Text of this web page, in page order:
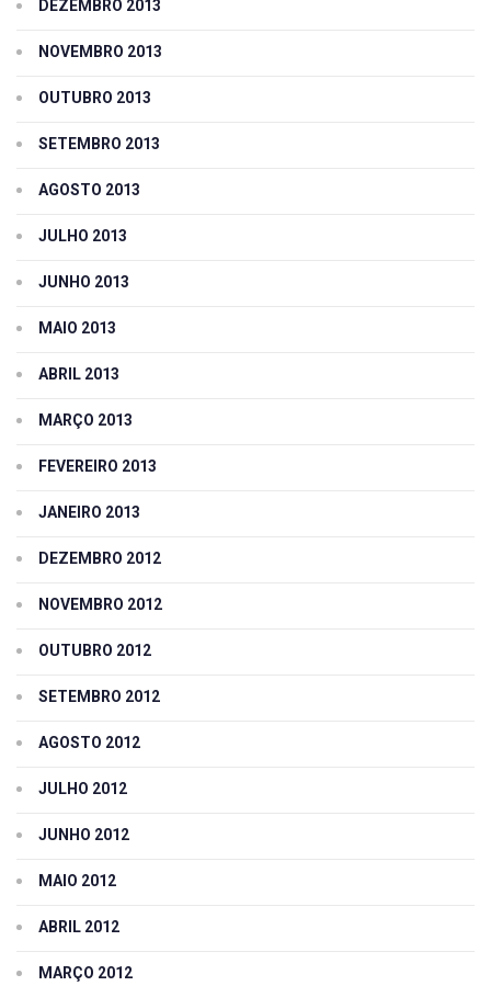
DEZEMBRO 2013
NOVEMBRO 2013
OUTUBRO 2013
SETEMBRO 2013
AGOSTO 2013
JULHO 2013
JUNHO 2013
MAIO 2013
ABRIL 2013
MARÇO 2013
FEVEREIRO 2013
JANEIRO 2013
DEZEMBRO 2012
NOVEMBRO 2012
OUTUBRO 2012
SETEMBRO 2012
AGOSTO 2012
JULHO 2012
JUNHO 2012
MAIO 2012
ABRIL 2012
MARÇO 2012